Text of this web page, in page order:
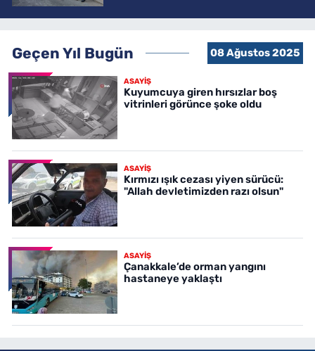
Geçen Yıl Bugün 08 Ağustos 2025
ASAYİŞ
Kuyumcuya giren hırsızlar boş
vitrinleri görünce şoke oldu
ASAYİŞ
Kırmızı ışık cezası yiyen sürücü:
"Allah devletimizden razı olsun"
ASAYİŞ
Çanakkale’de orman yangını
hastaneye yaklaştı